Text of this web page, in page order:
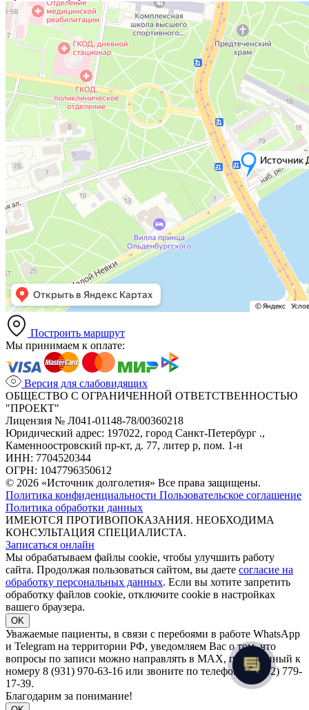
Построить маршрут
Мы принимаем к оплате:
Версия для слабовидящих
ОБЩЕСТВО С ОГРАНИЧЕННОЙ ОТВЕТСТВЕННОСТЬЮ
"ПРОЕКТ"
Лицензия № Л041-01148-78/00360218
Юридический адрес: 197022, город Санкт-Петербург .,
Каменноостровский пр-кт, д. 77, литер р, пом. 1-н
ИНН: 7704520344
ОГРН: 1047796350612
© 2026 «Источник долголетия» Все права защищены.
Политика конфиденциальности Пользовательское соглашение
Политика обработки данных
ИМЕЮТСЯ ПРОТИВОПОКАЗАНИЯ. НЕОБХОДИМА
КОНСУЛЬТАЦИЯ СПЕЦИАЛИСТА.
Записаться онлайн
Мы обрабатываем файлы cookie, чтобы улучшить работу
сайта. Продолжая пользоваться сайтом, вы даете согласие на
обработку персональных данных. Если вы хотите запретить
обработку файлов cookie, отключите cookie в настройках
вашего браузера.
OK
Уважаемые пациенты, в связи с перебоями в работе WhatsApp
и Telegram на территории РФ, уведомляем Вас о том, что
вопросы по записи можно направлять в MAX, привязанный к
номеру 8 (931) 970-63-16 или звоните по телефону 8 (812) 779-
17-39.
Благодарим за понимание!